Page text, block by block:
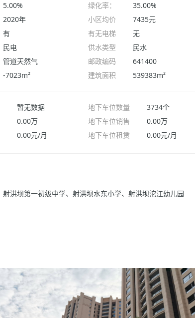
5.00% 绿化率：
35.00%
2020年 小区均价
7435元
有 有无电梯
无
民电 供水类型
民水
管道天然气 邮政编码
641400
-7023m² 建筑面积 539383m²
暂无数据 地下车位数量
3734个
0.00万 地下车位销售
0.00万
0.00元/月 地下车位租赁 0.00元/月
射洪坝第一初级中学、射洪坝水东小学、射洪坝沱江幼儿园